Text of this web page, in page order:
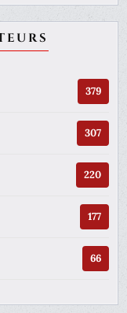
379
307
220
177
66